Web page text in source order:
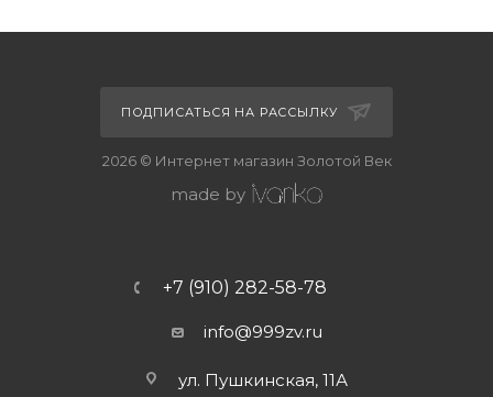
ПОДПИСАТЬСЯ НА РАССЫЛКУ
2026 © Интернет магазин Золотой Век
made by
+7 (910) 282-58-78
info@999zv.ru
ул. Пушкинская, 11А